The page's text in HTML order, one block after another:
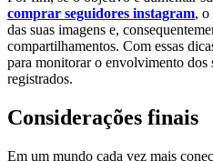
comprar seguidores instagram, o
das suas imagens e,
compartilhamentos. Com essas
para monitorar o‍ envolvimento⁢ dos
registrados.
Considerações‌ finais
Em um mundo ‌cada‍ vez mais